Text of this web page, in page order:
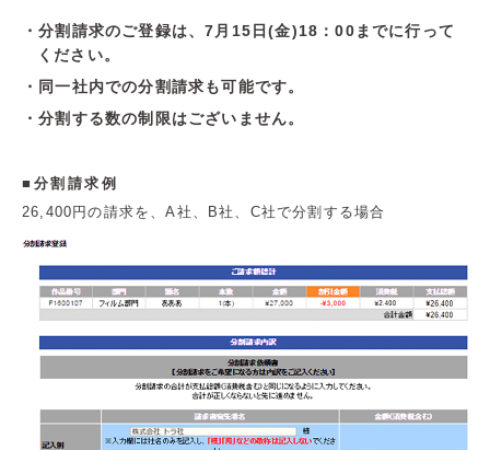
分割請求のご登録は、7月15日(金)18：00まで​に行って
ください。
同一社内での分割請求も可能です。
分割する数の制限はございません。
分割請求例
26,400円の請求を、A社、B社、C社で分割する場合